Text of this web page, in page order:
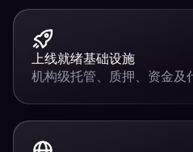
上线就绪基础设施
机构级托管、质押、资金及